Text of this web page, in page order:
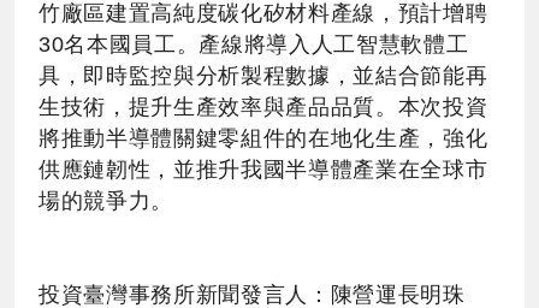
竹廠區建置高純度碳化矽材料產線，預計增聘
30名本國員工。產線將導入人工智慧軟體工
具，即時監控與分析製程數據，並結合節能再
生技術，提升生產效率與產品品質。本次投資
將推動半導體關鍵零組件的在地化生產，強化
供應鏈韌性，並推升我國半導體產業在全球市
場的競爭力。
投資臺灣事務所新聞發言人：陳營運長明珠